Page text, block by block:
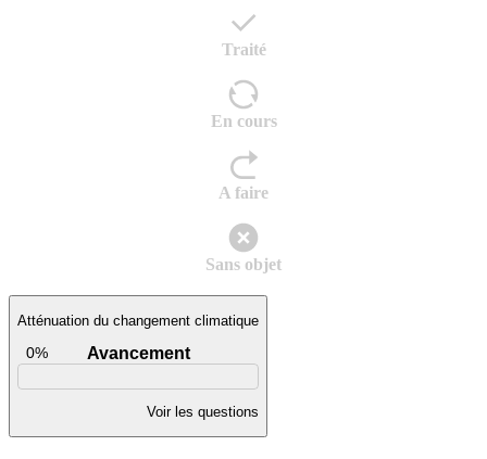
Traité
En cours
A faire
Sans objet
Atténuation du changement climatique
Avancement
0%
Voir les questions